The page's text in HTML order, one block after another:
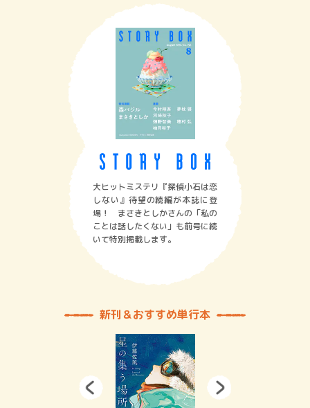
大ヒットミステリ『探偵小石は恋
しない』待望の続編が本誌に登
場！ まさきとしかさんの「私の
ことは話したくない」も前号に続
いて特別掲載します。
新刊＆おすすめ単行本